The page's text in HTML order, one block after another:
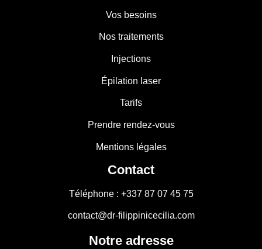
Vos besoins
Nos traitements
Injections
Épilation laser
Tarifs
Prendre rendez-vous
Mentions légales
Contact
Téléphone : +337 87 07 45 75
contact@dr-filippinicecilia.com
Notre adresse